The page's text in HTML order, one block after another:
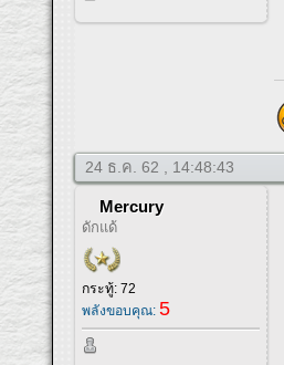
24 ธ.ค. 62 , 14:48:43
Mercury
ดักแด้
กระทู้: 72
พลังขอบคุณ:5